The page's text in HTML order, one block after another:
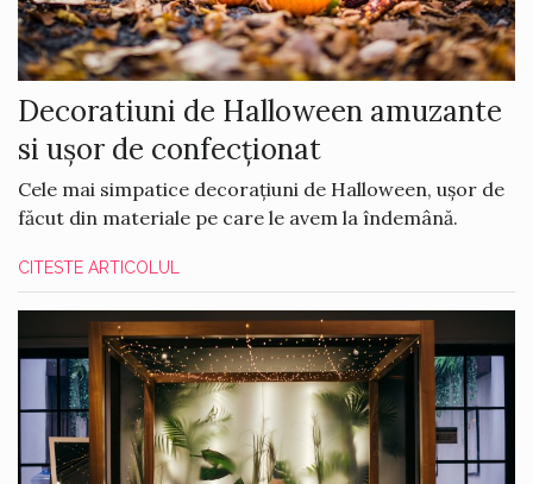
Decoratiuni de Halloween amuzante
si ușor de confecționat
Cele mai simpatice decorațiuni de Halloween, ușor de
făcut din materiale pe care le avem la îndemână.
CITESTE ARTICOLUL